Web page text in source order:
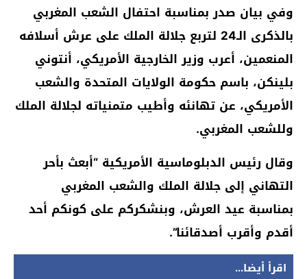
وفي بيان صدر بمناسبة احتفال الشعب المغربي
بالذكرى الـ24 لتربع جلالة الملك على عرش أسلافه
المنعمين، أعرب وزير الخارجية الأمريكي، أنتوني
بلينكن، باسم حكومة الولايات المتحدة والشعب
الأمريكي، عن تهانئه وأطيب متمنياته لجلالة الملك
وللشعب المغربي.
وقال رئيس الدبلوماسية الأمريكية “أبعث بأحر
التهاني إلى جلالة الملك والشعب المغربي
بمناسبة عيد العرش، وبنشكركم على كونكم أحد
أقدم وأقرب أصدقائنا”.
اقرأ أيضا...